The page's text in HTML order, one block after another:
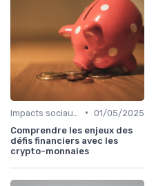
• 01/05/2025
Comprendre les enjeux des
défis financiers avec les
crypto-monnaies